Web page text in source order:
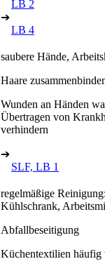
LB 2
➔
LB 4
saubere Hände,
Haare
Wunden an Händen
Übertragen von
verhindern
➔
SLF, LB 1
regelmäßige
Kühlschrank,
Abfallbeseitigung
Küchentextilien häufig